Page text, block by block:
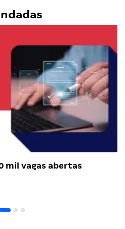
mil vagas abertas